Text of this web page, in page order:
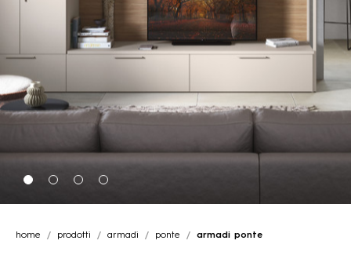
home prodotti armadi ponte armadi ponte